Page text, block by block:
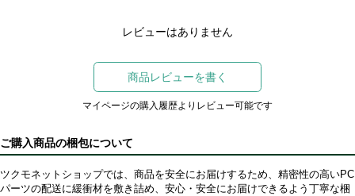
レビューはありません
商品レビューを書く
マイページの購入履歴よりレビュー可能です
ご購入商品の梱包について
ツクモネットショップでは、商品を安全にお届けするため、精密性の高いPC
パーツの配送に緩衝材を敷き詰め、安心・安全にお届けできるよう丁寧な梱